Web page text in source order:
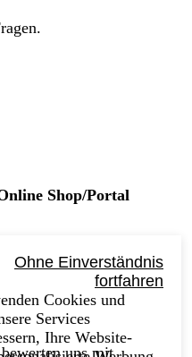
Shop/Portal
uns mit
Ohne Einverständnis
fortfahren
Cookies und
Services
Ihre Website-